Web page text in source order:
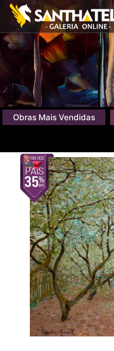
Obras Mais Vendidas